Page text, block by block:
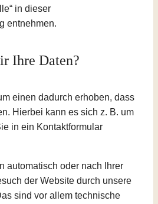
in dieser
entnehmen.
Ihre Daten?
einen dadurch erhoben, dass
Hierbei kann es sich z. B. um
in ein Kontaktformular
automatisch oder nach Ihrer
der Website durch unsere
sind vor allem technische